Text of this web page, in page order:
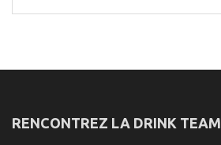
for:
RENCONTREZ LA DRINK TEAM